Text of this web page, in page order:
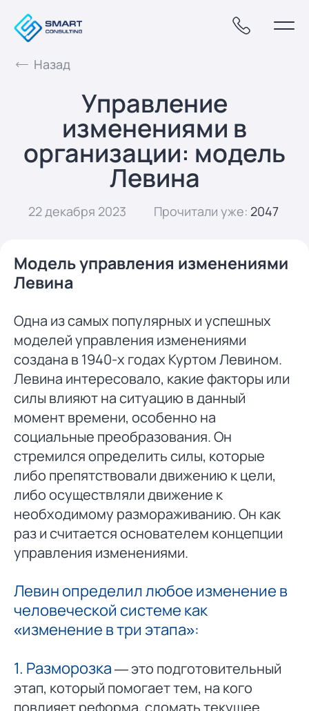
Назад
Управление
изменениями в
организации: модель
Левина
22 декабря 2023 Прочитали уже: 2047
Модель управления изменениями
Левина
Одна из самых популярных и успешных
моделей управления изменениями
создана в 1940-х годах Куртом Левином.
Левина интересовало, какие факторы или
силы влияют на ситуацию в данный
момент времени, особенно на
социальные преобразования. Он
стремился определить силы, которые
либо препятствовали движению к цели,
либо осуществляли движение к
необходимому размораживанию. Он как
раз и считается основателем концепции
управления изменениями.
Левин определил любое изменение в
человеческой системе как
«изменение в три этапа»:
1. Разморозка— это подготовительный
этап, который помогает тем, на кого
повлияет реформа, сломать текущее